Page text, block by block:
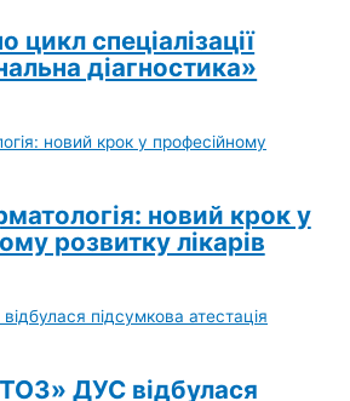
цикл спеціалізації
діагностика»
новий крок у
розвитку лікарів
ДУС відбулася